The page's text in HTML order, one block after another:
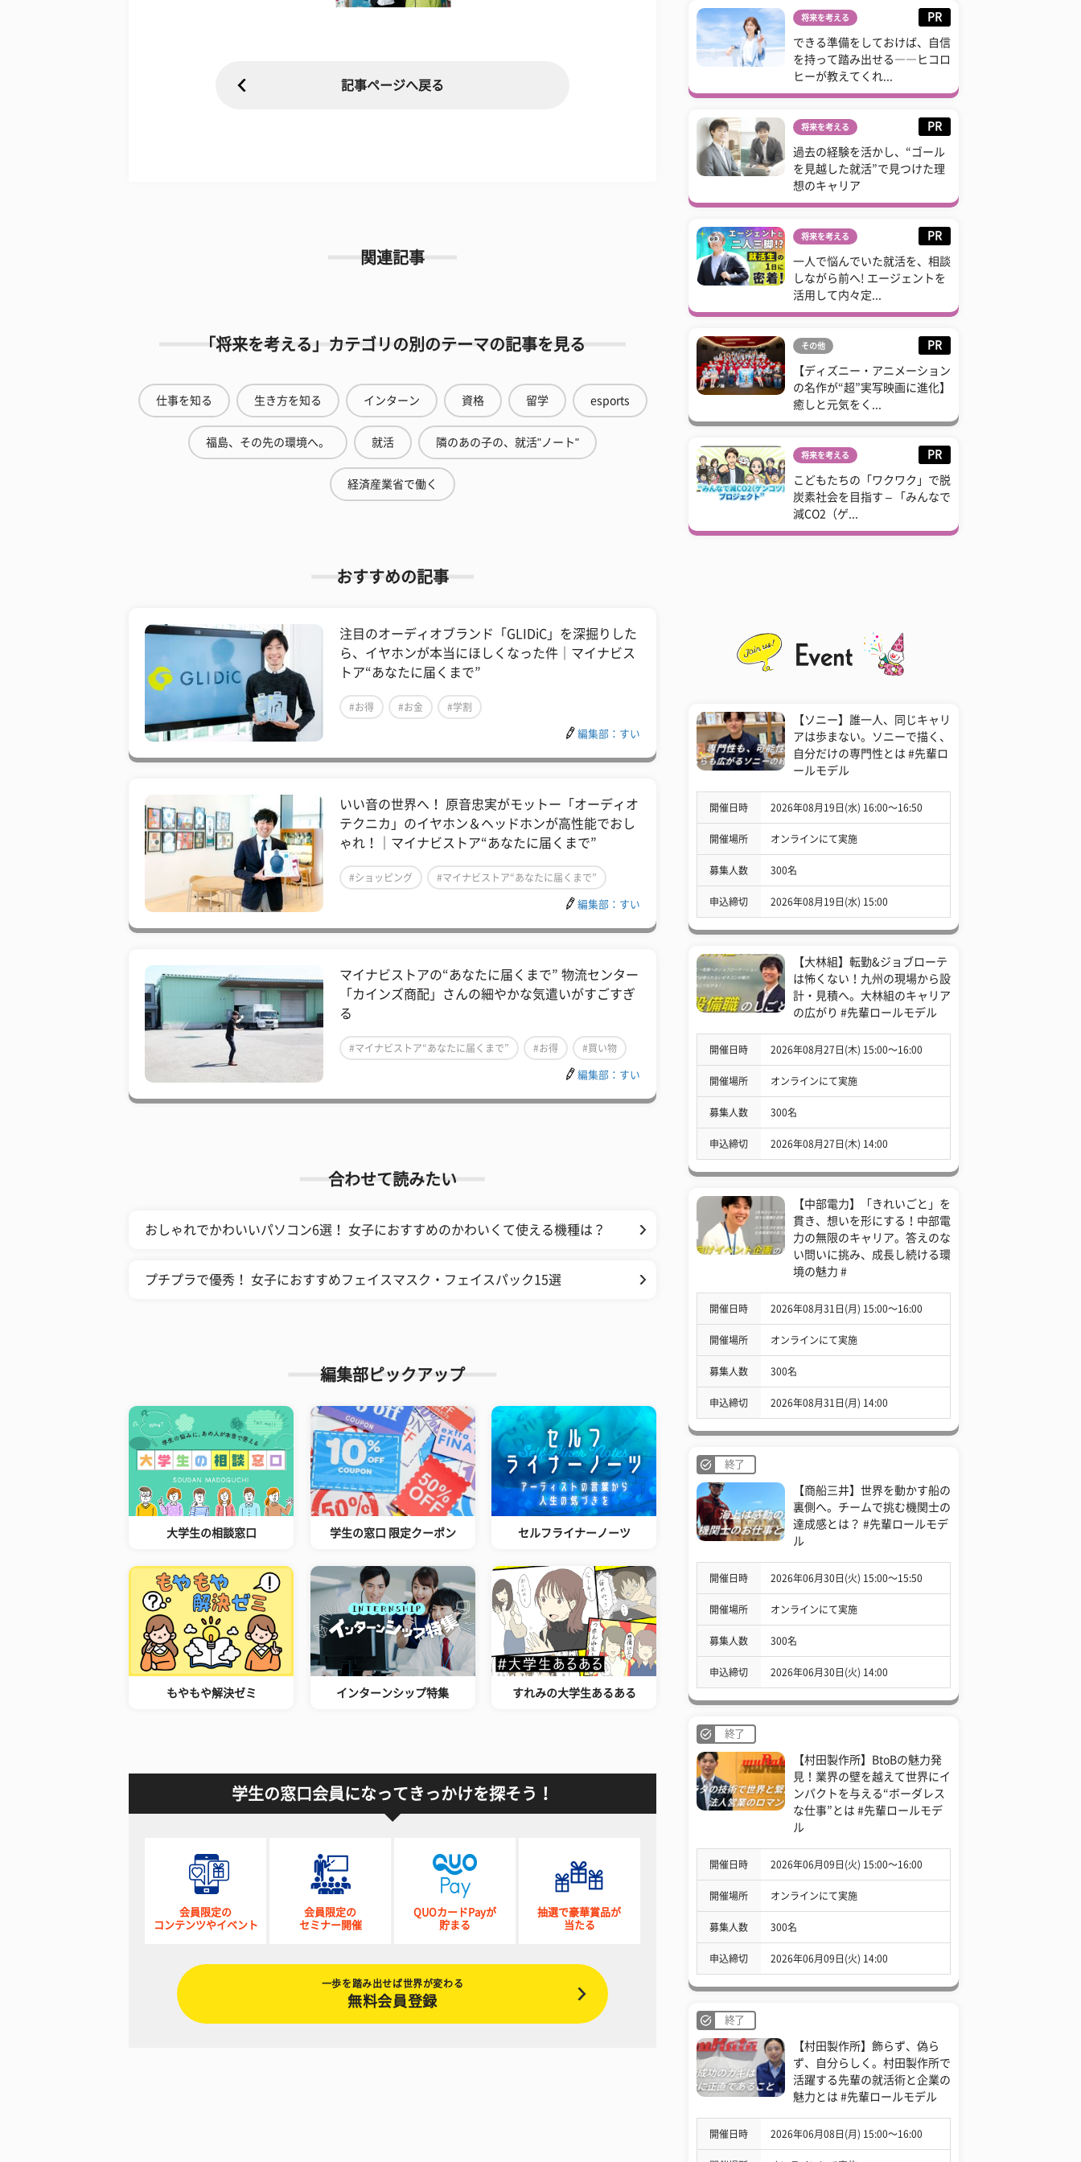
記事ページへ戻る
関連記事
「将来を考える」カテゴリの別のテーマの記事を見る
仕事を知る 生き方を知る インターン 資格 留学 esports
福島、その先の環境へ。 就活 隣のあの子の、就活"ノート"
経済産業省で働く
おすすめの記事
注目のオーディオブランド「GLIDiC」を深掘りした
ら、イヤホンが本当にほしくなった件｜マイナビス
トア“あなたに届くまで”
#お得 #お金 #学割
編集部：すい
いい音の世界へ！ 原音忠実がモットー「オーディオ
テクニカ」のイヤホン＆ヘッドホンが高性能でおし
ゃれ！｜マイナビストア“あなたに届くまで”
#ショッピング #マイナビストア“あなたに届くまで”
編集部：すい
マイナビストアの“あなたに届くまで” 物流センター
「カインズ商配」さんの細やかな気遣いがすごすぎ
る
#マイナビストア“あなたに届くまで” #お得 #買い物
編集部：すい
合わせて読みたい
おしゃれでかわいいパソコン6選！ 女子におすすめのかわいくて使える機種は？
プチプラで優秀！ 女子におすすめフェイスマスク・フェイスパック15選
編集部ピックアップ
大学生の相談窓口 学生の窓口 限定クーポン セルフライナーノーツ
もやもや解決ゼミ インターンシップ特集 すれみの大学生あるある
学生の窓口会員になってきっかけを探そう！
会員限定の
コンテンツやイベント
会員限定の
セミナー開催
QUOカードPayが
貯まる
抽選で豪華賞品が
当たる
一歩を踏み出せば世界が変わる
無料会員登録
将来を考える PR
できる準備をしておけば、自信
を持って踏み出せる――ヒコロ
ヒーが教えてくれ...
将来を考える PR
過去の経験を活かし、“ゴール
を見越した就活”で見つけた理
想のキャリア
将来を考える PR
一人で悩んでいた就活を、相談
しながら前へ! エージェントを
活用して内々定...
その他 PR
【ディズニー・アニメーション
の名作が“超”実写映画に進化】
癒しと元気をく...
将来を考える PR
こどもたちの「ワクワク」で脱
炭素社会を目指す – 「みんなで
減CO2（ゲ...
【ソニー】誰一人、同じキャリ
アは歩まない。ソニーで描く、
自分だけの専門性とは #先輩ロ
ールモデル
開催日時 2026年08月19日(水) 16:00〜16:50
開催場所 オンラインにて実施
募集人数 300名
申込締切 2026年08月19日(水) 15:00
【大林組】転勤&ジョブローテ
は怖くない！九州の現場から設
計・見積へ。大林組のキャリア
の広がり #先輩ロールモデル
開催日時 2026年08月27日(木) 15:00〜16:00
開催場所 オンラインにて実施
募集人数 300名
申込締切 2026年08月27日(木) 14:00
【中部電力】「きれいごと」を
貫き、想いを形にする！中部電
力の無限のキャリア。答えのな
い問いに挑み、成長し続ける環
境の魅力 #
開催日時 2026年08月31日(月) 15:00〜16:00
開催場所 オンラインにて実施
募集人数 300名
申込締切 2026年08月31日(月) 14:00
終了
【商船三井】世界を動かす船の
裏側へ。チームで挑む機関士の
達成感とは？ #先輩ロールモデ
ル
開催日時 2026年06月30日(火) 15:00〜15:50
開催場所 オンラインにて実施
募集人数 300名
申込締切 2026年06月30日(火) 14:00
終了
【村田製作所】BtoBの魅力発
見！業界の壁を越えて世界にイ
ンパクトを与える“ボーダレス
な仕事”とは #先輩ロールモデ
ル
開催日時 2026年06月09日(火) 15:00〜16:00
開催場所 オンラインにて実施
募集人数 300名
申込締切 2026年06月09日(火) 14:00
終了
【村田製作所】飾らず、偽ら
ず、自分らしく。村田製作所で
活躍する先輩の就活術と企業の
魅力とは #先輩ロールモデル
開催日時 2026年06月08日(月) 15:00〜16:00